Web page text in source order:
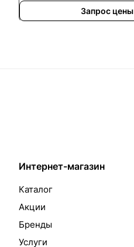
Запрос цены
Интернет-магазин
Каталог
Акции
Бренды
Услуги